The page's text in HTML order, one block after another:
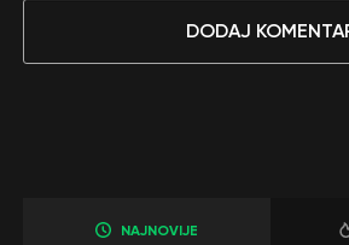
DODAJ
NAJNOVIJE